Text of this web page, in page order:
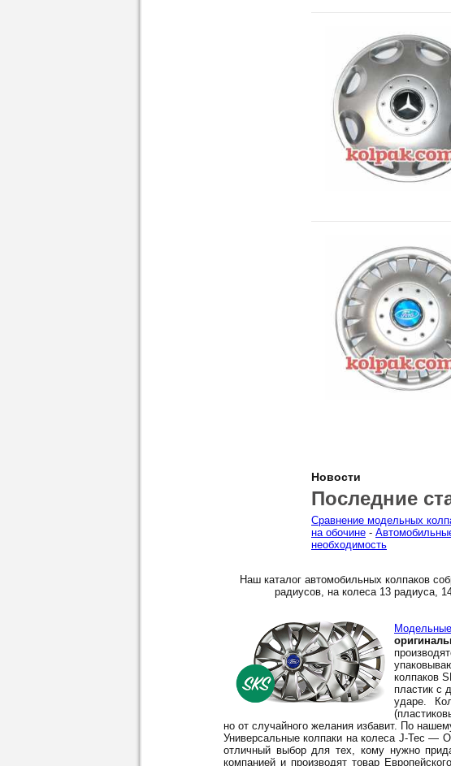
Новости
Последние
Сравнение модельных
на обочине -
необходимость
Наш каталог автомобильных колпаков
радиусов, на колеса 13 радиуса,
колпаков
пластик с
ударе.
но от случайного желания избавит. По
Универсальные колпаки на колеса J-Tec —
отличный выбор для тех, кому нужно
компанией и производят товар